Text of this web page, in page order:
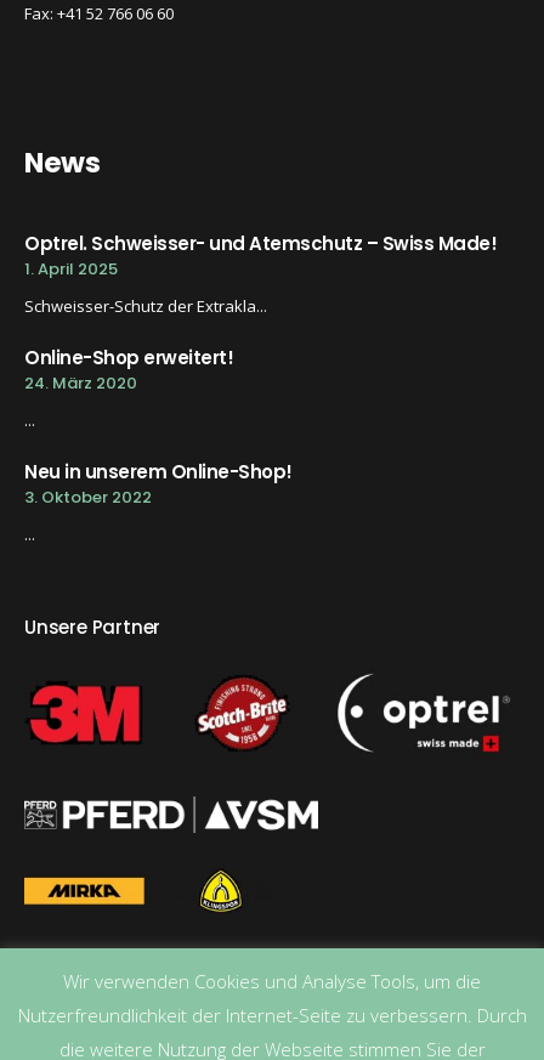
Fax: +41 52 766 06 60
News
Optrel. Schweisser- und Atemschutz – Swiss Made!
1. April 2025
Schweisser-Schutz der Extrakla...
Online-Shop erweitert!
24. März 2020
...
Neu in unserem Online-Shop!
3. Oktober 2022
...
Unsere Partner
Wir verwenden Cookies und Analyse Tools, um die
Nutzerfreundlichkeit der Internet-Seite zu verbessern. Durch
die weitere Nutzung der Webseite stimmen Sie der